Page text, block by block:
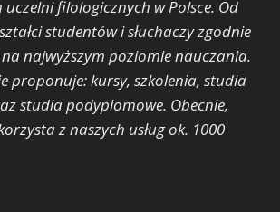
filologicznych w Polsce. Od
studentów i słuchaczy zgodnie
najwyższym poziomie nauczania.
proponuje: kursy, szkolenia, studia
studia podyplomowe. Obecnie,
z naszych usług ok. 1000